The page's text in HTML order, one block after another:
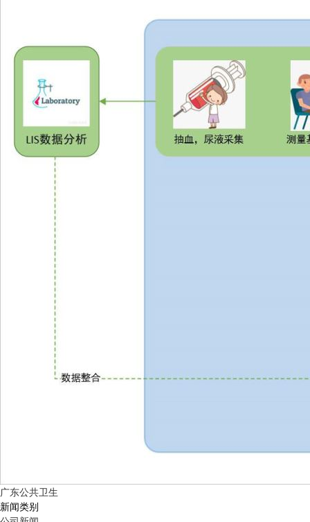
广东公共卫生
新闻类别